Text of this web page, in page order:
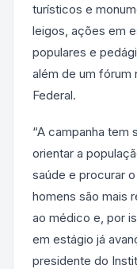
turísticos e
leigos, ações em
populares e
além de um fórum
Federal.
“A campanha tem
orientar a
saúde e procurar
homens são mais
ao médico e, por
em estágio já
presidente do